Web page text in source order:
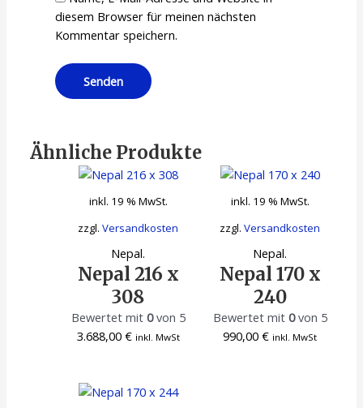
diesem Browser für meinen nächsten
Kommentar speichern.
Ähnliche Produkte
inkl. 19 % MwSt.
zzgl.Versandkosten
Nepal.
Nepal 216 x
308
Bewertet mit 0von 5
3.688,00 € inkl. MwSt
inkl. 19 % MwSt.
zzgl.Versandkosten
Nepal.
Nepal 170 x
240
Bewertet mit 0von 5
990,00€ inkl. MwSt